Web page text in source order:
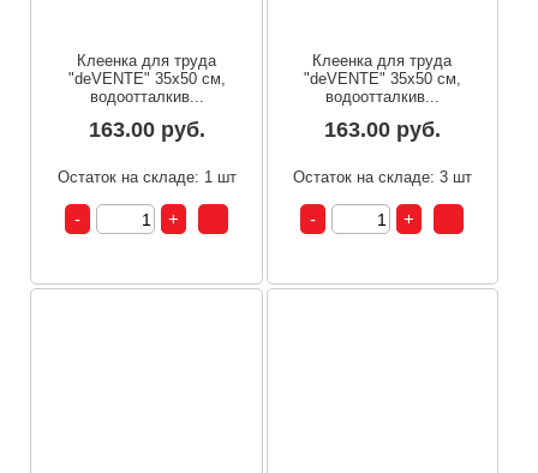
Клеенка для труда
"deVENTE" 35x50 см,
водоотталкив...
163.00 руб.
Остаток на складе: 1 шт
Клеенка для труда
"deVENTE" 35x50 см,
водоотталкив...
163.00 руб.
Остаток на складе: 3 шт